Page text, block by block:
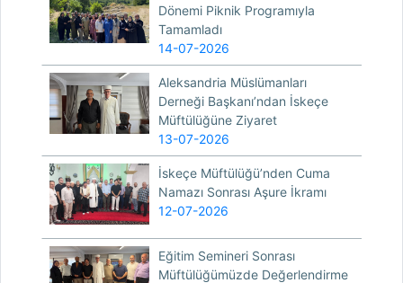
Dönemi Piknik Programıyla
Tamamladı
14-07-2026
Aleksandria Müslümanları
Derneği Başkanı’ndan İskeçe
Müftülüğüne Ziyaret
13-07-2026
İskeçe Müftülüğü’nden Cuma
Namazı Sonrası Aşure İkramı
12-07-2026
Eğitim Semineri Sonrası
Müftülüğümüzde Değerlendirme